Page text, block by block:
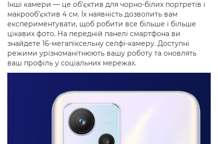
Інші камери — це об’єктив для чорно-білих портретів і
макрооб’єктив 4 см. Їх наявність дозволить вам
експериментувати, щоб робити все більше і більше
цікавих фото. На передній панелі смартфона ви
знайдете 16-мегапіксельну селфі-камеру. Доступні
режими урізноманітнюють вашу роботу та оновлять
ваш профіль у соціальних мережах.